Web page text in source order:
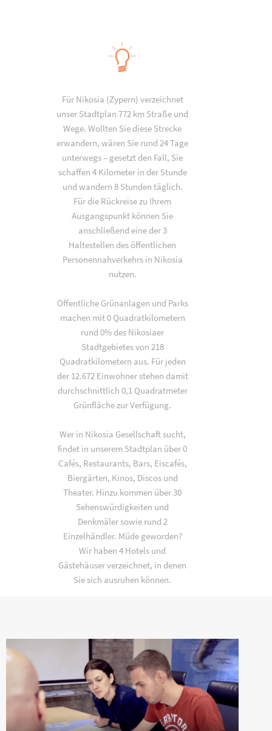
Für Nikosia (Zypern) verzeichnet
unser Stadtplan 772 km Straße und
Wege. Wollten Sie diese Strecke
erwandern, wären Sie rund 24 Tage
unterwegs – gesetzt den Fall, Sie
schaffen 4 Kilometer in der Stunde
und wandern 8 Stunden täglich.
Für die Rückreise zu Ihrem
Ausgangspunkt können Sie
anschließend eine der 3
Haltestellen des öffentlichen
Personennahverkehrs in Nikosia
nutzen.
Öffentliche Grünanlagen und Parks
machen mit 0 Quadratkilometern
rund 0% des Nikosiaer
Stadtgebietes von 218
Quadratkilometern aus. Für jeden
der 12.672 Einwohner stehen damit
durchschnittlich 0,1 Quadratmeter
Grünfläche zur Verfügung.
Wer in Nikosia Gesellschaft sucht,
findet in unserem Stadtplan über 0
Cafés, Restaurants, Bars, Eiscafés,
Biergärten, Kinos, Discos und
Theater. Hinzu kommen über 30
Sehenswürdigkeiten und
Denkmäler sowie rund 2
Einzelhändler. Müde geworden?
Wir haben 4 Hotels und
Gästehäuser verzeichnet, in denen
Sie sich ausruhen können.